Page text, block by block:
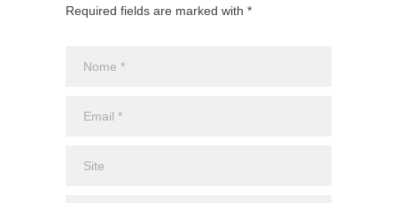
Required fields are marked with *